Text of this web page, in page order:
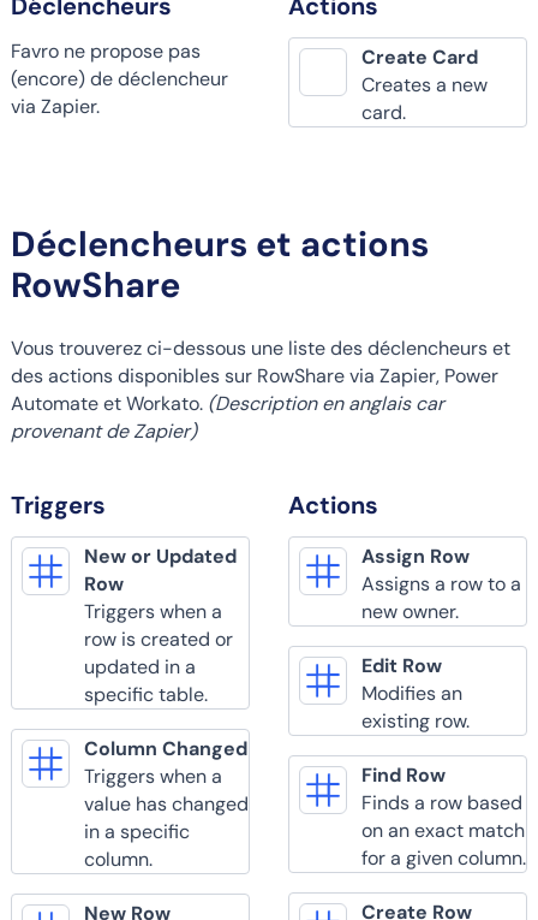
Favro ne propose pas
(encore) de déclencheur
via Zapier.
Create Card
Creates a new
card.
Déclencheurs et actions
RowShare
Vous trouverez ci-dessous une liste des déclencheurs et
des actions disponibles sur RowShare via Zapier, Power
Automate et Workato. (Description en anglais car
provenant de Zapier)
Triggers
New or Updated
Row
Triggers when a
row is created or
updated in a
specific table.
Column Changed
Triggers when a
value has changed
in a specific
column.
New Row
Actions
Assign Row
Assigns a row to a
new owner.
Edit Row
Modifies an
existing row.
Find Row
Finds a row based
on an exact match
for a given column.
Create Row